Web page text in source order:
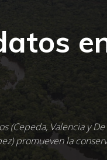
(Cepeda, Valencia y
promueven la